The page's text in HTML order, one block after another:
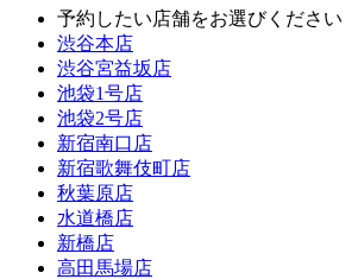
予約したい店舗をお選びください
渋谷本店
渋谷宮益坂店
池袋1号店
池袋2号店
新宿南口店
新宿歌舞伎町店
秋葉原店
水道橋店
新橋店
高田馬場店